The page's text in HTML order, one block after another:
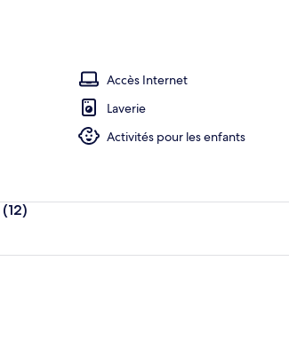
Accès Internet
Laverie
Activités pour les enfants
(12)